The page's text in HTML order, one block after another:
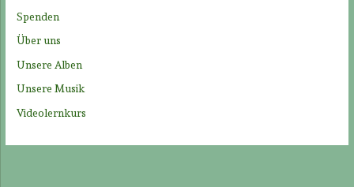
Spenden
Über uns
Unsere Alben
Unsere Musik
Videolernkurs